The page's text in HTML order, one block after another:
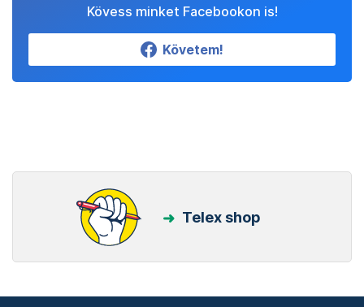
Kövess minket Facebookon is!
Követem!
Telex shop